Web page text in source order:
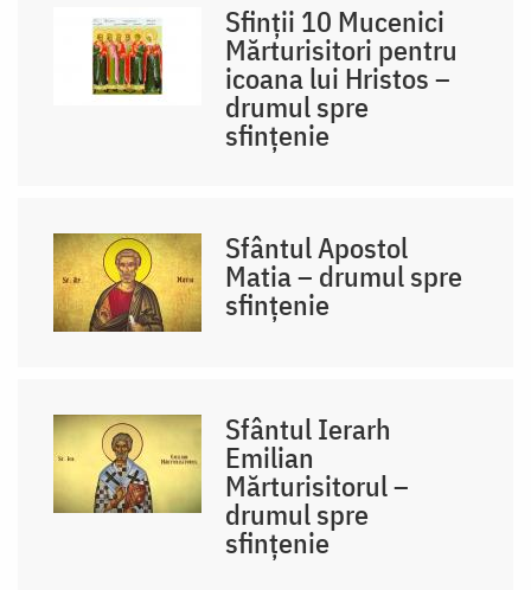
Sfinții 10 Mucenici
Mărturisitori pentru
icoana lui Hristos –
drumul spre
sfințenie
Sfântul Apostol
Matia – drumul spre
sfințenie
Sfântul Ierarh
Emilian
Mărturisitorul –
drumul spre
sfințenie